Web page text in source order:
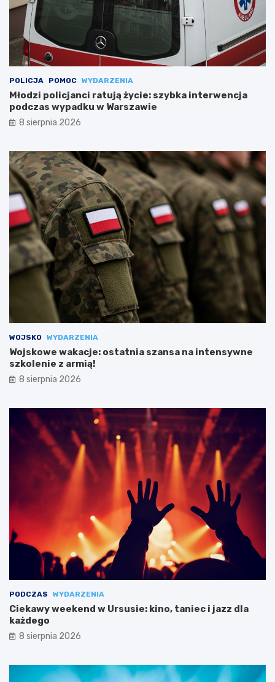
POLICJA POMOC WYDARZENIA
Młodzi policjanci ratują życie: szybka interwencja
podczas wypadku w Warszawie
8 sierpnia 2026
WOJSKO WYDARZENIA
Wojskowe wakacje: ostatnia szansa na intensywne
szkolenie z armią!
8 sierpnia 2026
PODCZAS WYDARZENIA
Ciekawy weekend w Ursusie: kino, taniec i jazz dla
każdego
8 sierpnia 2026